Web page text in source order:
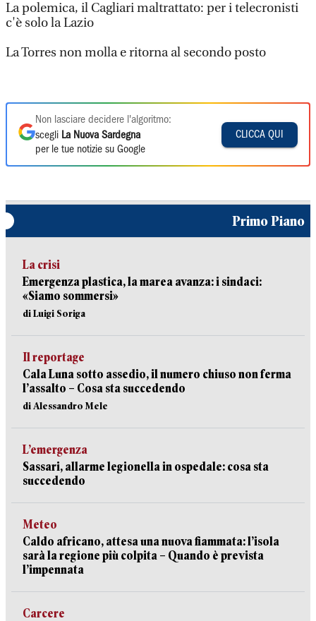
La polemica, il Cagliari maltrattato: per i telecronisti
c'è solo la Lazio
La Torres non molla e ritorna al secondo posto
Non lasciare decidere l'algoritmo:
scegli La Nuova Sardegna
per le tue notizie su Google
CLICCA QUI
Primo Piano
La crisi
Emergenza plastica, la marea avanza: i sindaci:
«Siamo sommersi»
di Luigi Soriga
Il reportage
Cala Luna sotto assedio, il numero chiuso non ferma
l’assalto – Cosa sta succedendo
di Alessandro Mele
L’emergenza
Sassari, allarme legionella in ospedale: cosa sta
succedendo
Meteo
Caldo africano, attesa una nuova fiammata: l’isola
sarà la regione più colpita – Quando è prevista
l’impennata
Carcere